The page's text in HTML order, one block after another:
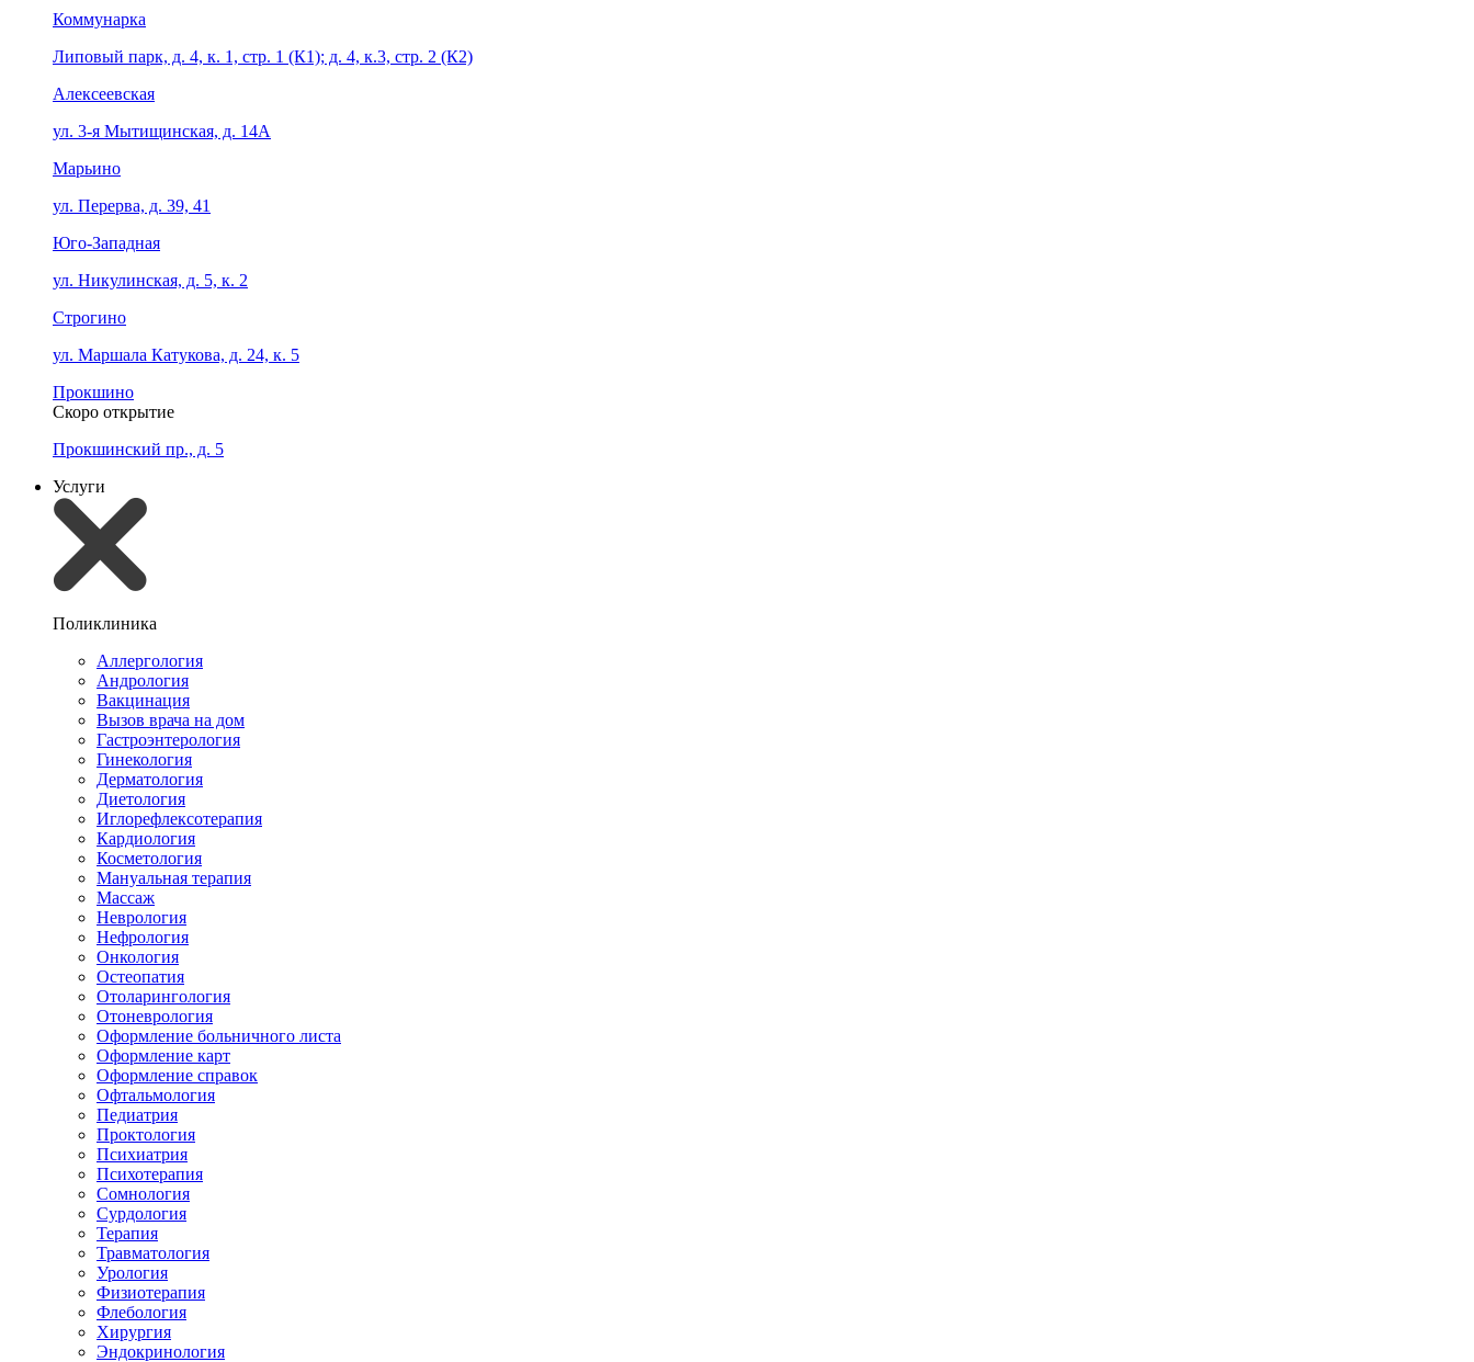
Коммунарка
Липовый парк, д. 4, к. 1, стр. 1 (К1); д. 4, к.3, стр. 2 (К2)
Алексеевская
ул. 3-я Мытищинская, д. 14А
Марьино
ул. Перерва, д. 39, 41
Юго-Западная
ул. Никулинская, д. 5, к. 2
Строгино
ул. Маршала Катукова, д. 24, к. 5
Прокшино
Скоро открытие
Прокшинский пр., д. 5
Услуги
Поликлиника
Аллергология
Андрология
Вакцинация
Вызов врача на дом
Гастроэнтерология
Гинекология
Дерматология
Диетология
Иглорефлексотерапия
Кардиология
Косметология
Мануальная терапия
Массаж
Неврология
Нефрология
Онкология
Остеопатия
Отоларингология
Отоневрология
Оформление больничного листа
Оформление карт
Оформление справок
Офтальмология
Педиатрия
Проктология
Психиатрия
Психотерапия
Сомнология
Сурдология
Терапия
Травматология
Урология
Физиотерапия
Флебология
Хирургия
Эндокринология